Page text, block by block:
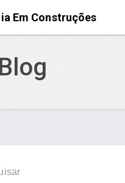
Em Construções
Blog